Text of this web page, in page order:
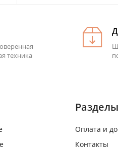
техника
Разделы
Оплата и
Контакты